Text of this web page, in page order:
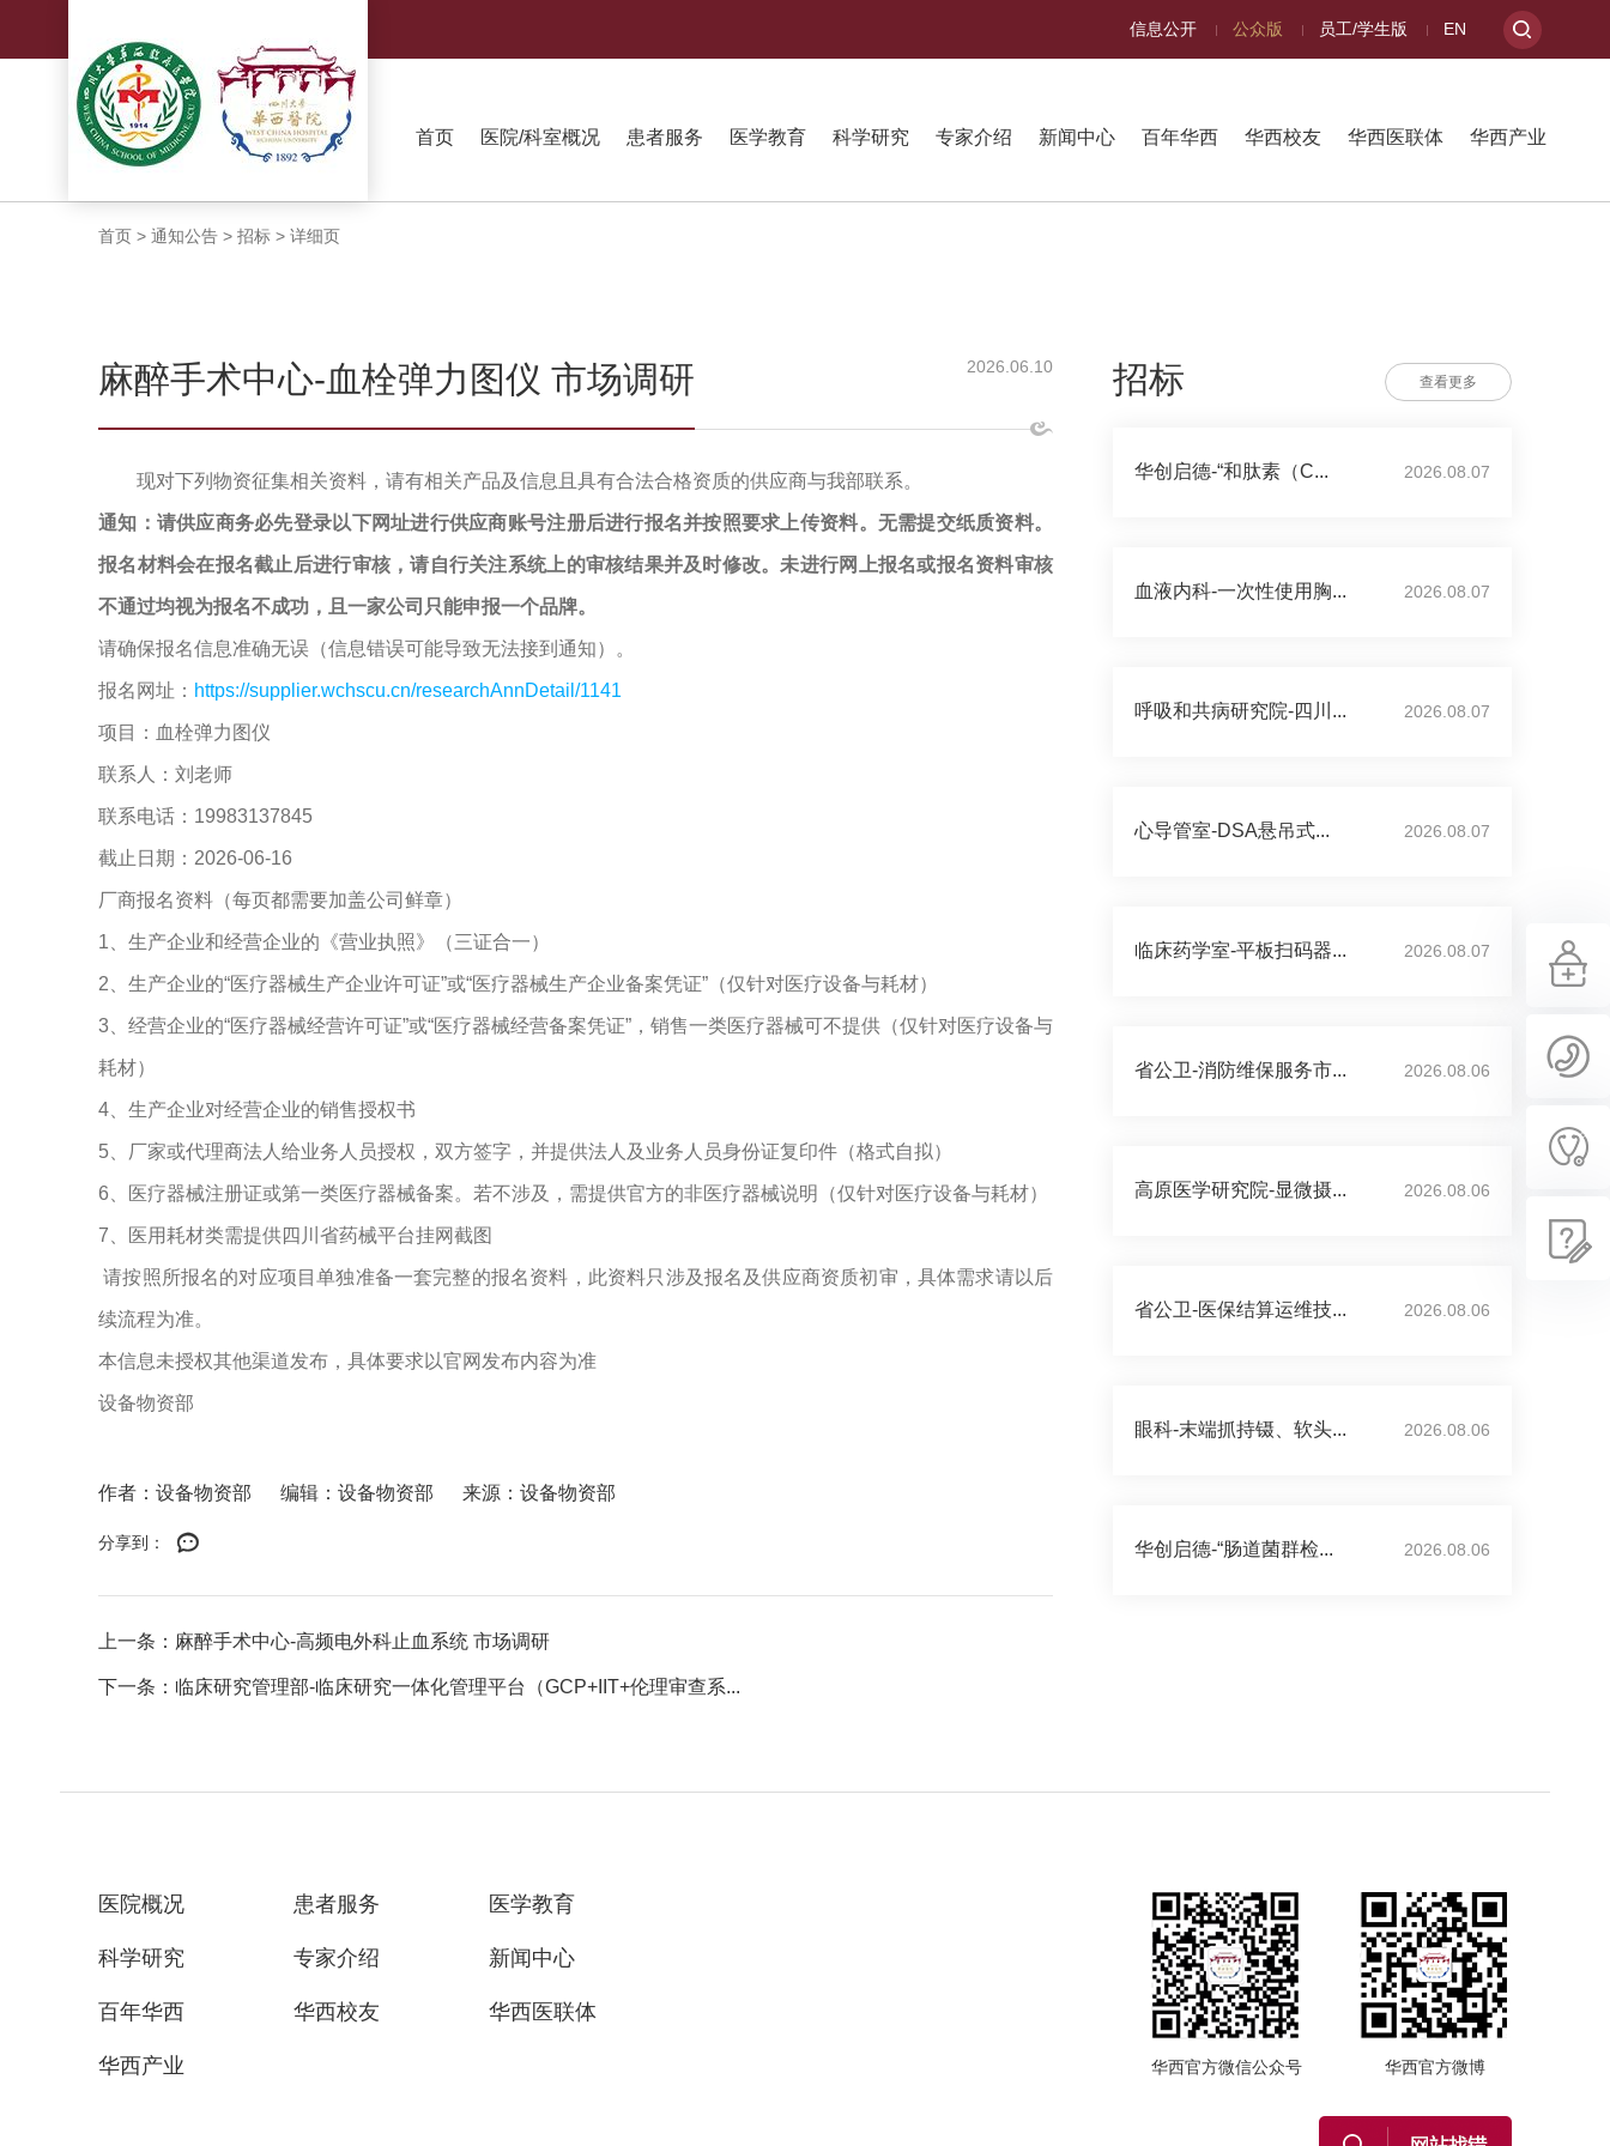
信息公开 公众版 员工/学生版 EN
首页 医院/科室概况 患者服务 医学教育 科学研究 专家介绍 新闻中心 百年华西 华西校友 华西医联体 华西产业
首页 > 通知公告 > 招标 > 详细页
麻醉手术中心-血栓弹力图仪 市场调研 2026.06.10
现对下列物资征集相关资料，请有相关产品及信息且具有合法合格资质的供应商与我部联系。
通知：请供应商务必先登录以下网址进行供应商账号注册后进行报名并按照要求上传资料。无需提交纸质资料。
报名材料会在报名截止后进行审核，请自行关注系统上的审核结果并及时修改。未进行网上报名或报名资料审核
不通过均视为报名不成功，且一家公司只能申报一个品牌。
请确保报名信息准确无误（信息错误可能导致无法接到通知）。
报名网址： https://supplier.wchscu.cn/researchAnnDetail/1141
项目：血栓弹力图仪
联系人：刘老师
联系电话：19983137845
截止日期：2026-06-16
厂商报名资料（每页都需要加盖公司鲜章）
1、生产企业和经营企业的《营业执照》（三证合一）
2、生产企业的“医疗器械生产企业许可证”或“医疗器械生产企业备案凭证”（仅针对医疗设备与耗材）
3、经营企业的“医疗器械经营许可证”或“医疗器械经营备案凭证”，销售一类医疗器械可不提供（仅针对医疗设备与
耗材）
4、生产企业对经营企业的销售授权书
5、厂家或代理商法人给业务人员授权，双方签字，并提供法人及业务人员身份证复印件（格式自拟）
6、医疗器械注册证或第一类医疗器械备案。若不涉及，需提供官方的非医疗器械说明（仅针对医疗设备与耗材）
7、医用耗材类需提供四川省药械平台挂网截图
请按照所报名的对应项目单独准备一套完整的报名资料，此资料只涉及报名及供应商资质初审，具体需求请以后
续流程为准。
本信息未授权其他渠道发布，具体要求以官网发布内容为准
设备物资部
作者：设备物资部 编辑：设备物资部 来源：设备物资部
分享到：
上一条：麻醉手术中心-高频电外科止血系统 市场调研
下一条：临床研究管理部-临床研究一体化管理平台（GCP+IIT+伦理审查系...
招标 查看更多
华创启德-“和肽素（C... 2026.08.07
血液内科-一次性使用胸... 2026.08.07
呼吸和共病研究院-四川... 2026.08.07
心导管室-DSA悬吊式... 2026.08.07
临床药学室-平板扫码器... 2026.08.07
省公卫-消防维保服务市... 2026.08.06
高原医学研究院-显微摄... 2026.08.06
省公卫-医保结算运维技... 2026.08.06
眼科-末端抓持镊、软头... 2026.08.06
华创启德-“肠道菌群检... 2026.08.06
医院概况 患者服务 医学教育
科学研究 专家介绍 新闻中心
百年华西 华西校友 华西医联体
华西产业 华西官方微信公众号 华西官方微博